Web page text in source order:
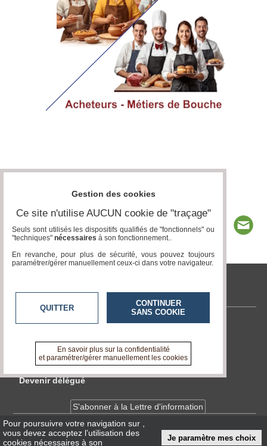
tvlocale.fr
En savoir +
A propos de tvlocale.fr
Devenir délégué
S'abonner à la Lettre d'information
InfosCNIL/RGPD
Pour poursuivre votre navigation sur
vous devez acceptez l’utilisation des
cookies nécessaires à son
Je paramètre mes choix
Gestion des cookies
Ce site n'utilise AUCUN cookie de "traçage"
Seuls sont utilisés les dispositifs qualifiés de "fonctionnels" ou
"techniques" nécessaires à son fonctionnement..
En revanche, pour plus de sécurité, vous pouvez toujours
paramétrer/gérer manuellement ceux-ci dans votre navigateur.
QUITTER
CONTINUER
SANS COOKIE
En savoir plus sur la confidentialité
et paramétrer/gérer manuellement les cookies